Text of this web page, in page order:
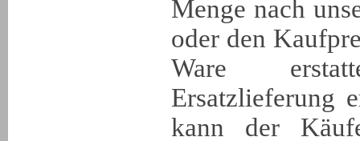
Menge nach
oder den
Ware
Ersatzlieferung
kann der